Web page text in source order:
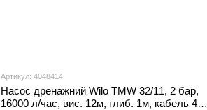
Артикул: 4048414
Насос дренажний Wilo TMW 32/11, 2 бар,
16000 л/час, вис. 12м, глиб. 1м, кабель 4м,